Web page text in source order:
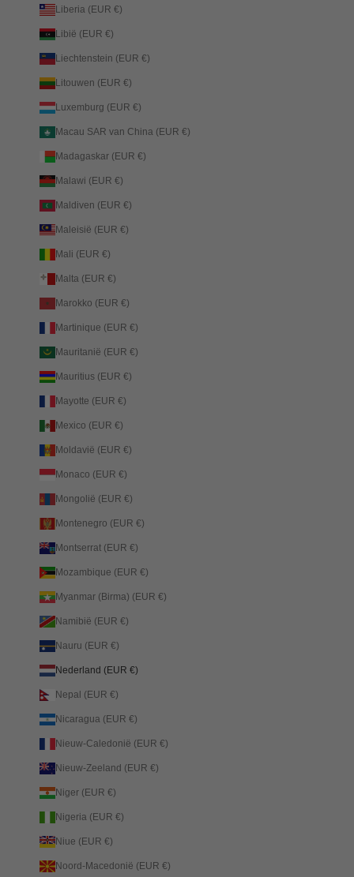
Liberia (EUR €)
Libië (EUR €)
Liechtenstein (EUR €)
Litouwen (EUR €)
Luxemburg (EUR €)
Macau SAR van China (EUR €)
Madagaskar (EUR €)
Malawi (EUR €)
Maldiven (EUR €)
Maleisië (EUR €)
Mali (EUR €)
Malta (EUR €)
Marokko (EUR €)
Martinique (EUR €)
Mauritanië (EUR €)
Mauritius (EUR €)
Mayotte (EUR €)
Mexico (EUR €)
Moldavië (EUR €)
Monaco (EUR €)
Mongolië (EUR €)
Montenegro (EUR €)
Montserrat (EUR €)
Mozambique (EUR €)
Myanmar (Birma) (EUR €)
Namibië (EUR €)
Nauru (EUR €)
Nederland (EUR €)
Nepal (EUR €)
Nicaragua (EUR €)
Nieuw-Caledonië (EUR €)
Nieuw-Zeeland (EUR €)
Niger (EUR €)
Nigeria (EUR €)
Niue (EUR €)
Noord-Macedonië (EUR €)